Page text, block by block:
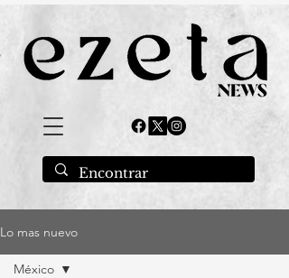
Lo mas nuevo
México